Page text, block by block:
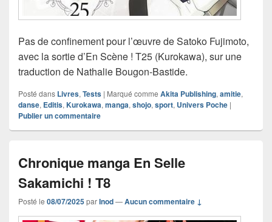
Pas de confinement pour l’œuvre de Satoko Fujimoto,
avec la sortie d’En Scène ! T25 (Kurokawa), sur une
traduction de Nathalie Bougon-Bastide.
Posté dans Livres, Tests | Marqué comme Akita Publishing, amitie,
danse, Editis, Kurokawa, manga, shojo, sport, Univers Poche |
Publier un commentaire
Chronique manga En Selle
Sakamichi ! T8
Posté le 08/07/2025parInod—Aucun commentaire ↓